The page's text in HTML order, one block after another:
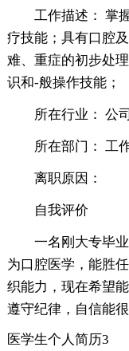
工作描述： 掌
疗技能；具有口腔
难、重症的初步处
识和-般操作技能；
所在行业： 公
所在部门： 工
离职原因：
自我评价
一名刚大专毕
为口腔医学，能胜
织能力，现在希望
遵守纪律，自信能
医学生个人简历3